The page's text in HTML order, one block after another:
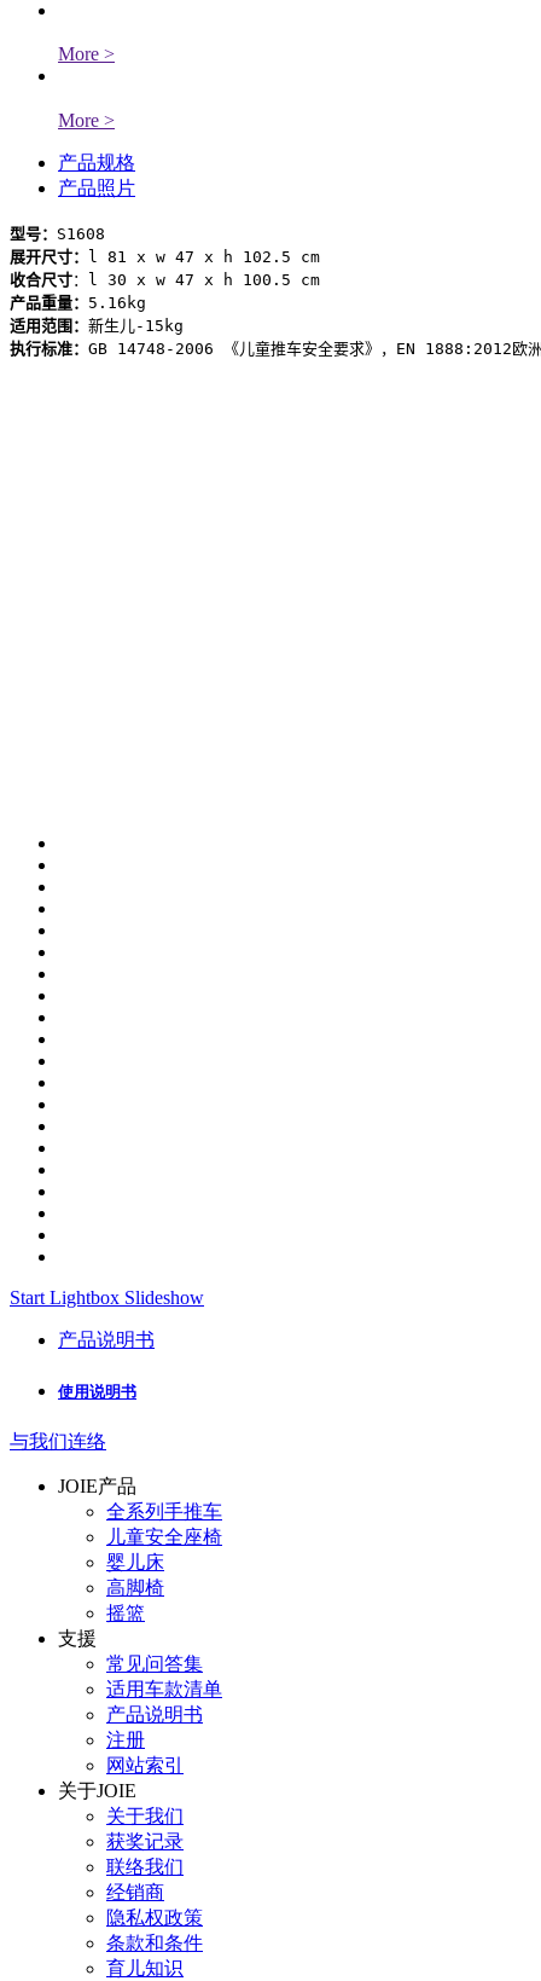
More >
More >
产品规格
产品照片
型号： S1608
展开尺寸：
收合尺寸
产品重量：
适用范围：
执行标准：
Start Lightbox Slideshow
产品说明书
使用说明书
与我们连络
JOIE产品
全系列手推车
儿童安全座椅
婴儿床
高脚椅
摇篮
支援
常见问答集
适用车款清单
产品说明书
注册
网站索引
关于JOIE
关于我们
获奖记录
联络我们
经销商
隐私权政策
条款和条件
育儿知识